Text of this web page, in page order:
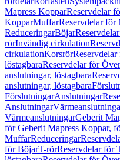
Mapress KopparReservdelar
KopparMuffarReservdelar för
ReduceringarBöjar
rörInvändig cirkulation
cirkulationKorsrör
löstagbaraReservdelar för
anslutningar, löstagbara
anslutningar, löstagbara
FörslutningarAnslutningar
Anslutningar
VärmeanslutningarGeberit
för Geberit Mapress Koppar,
MuffarReduceringar
för BöjarT-rörReservdelar för